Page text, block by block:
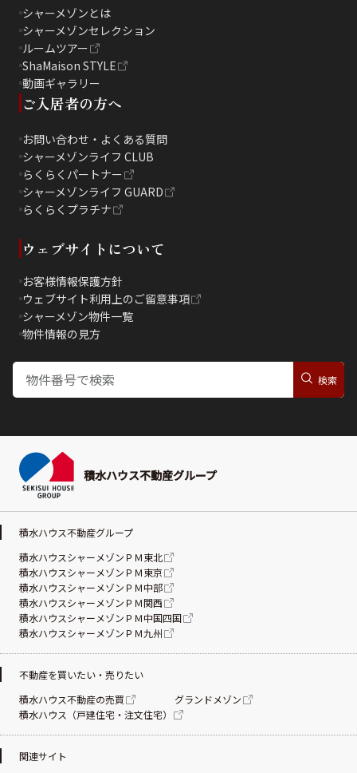
シャーメゾンとは
シャーメゾンセレクション
ルームツアー
ShaMaison STYLE
動画ギャラリー
ご入居者の方へ
お問い合わせ・よくある質問
シャーメゾンライフ CLUB
らくらくパートナー
シャーメゾンライフ GUARD
らくらくプラチナ
ウェブサイトについて
お客様情報保護方針
ウェブサイト利用上のご留意事項
シャーメゾン物件一覧
物件情報の見方
積水ハウス不動産グループ
積水ハウス不動産グループ
積水ハウスシャーメゾンＰＭ東北
積水ハウスシャーメゾンＰＭ東京
積水ハウスシャーメゾンＰＭ中部
積水ハウスシャーメゾンＰＭ関西
積水ハウスシャーメゾンＰＭ中国四国
積水ハウスシャーメゾンＰＭ九州
不動産を買いたい・売りたい
積水ハウス不動産の売買
グランドメゾン
積水ハウス（戸建住宅・注文住宅）
関連サイト